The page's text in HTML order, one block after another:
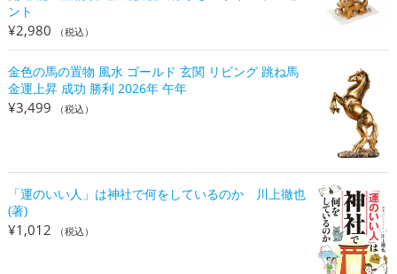
ント
¥2,980 （税込）
金色の馬の置物 風水 ゴールド 玄関 リビング 跳ね馬
金運上昇 成功 勝利 2026年 午年
¥3,499 （税込）
「運のいい人」は神社で何をしているのか 川上徹也
(著)
¥1,012 （税込）